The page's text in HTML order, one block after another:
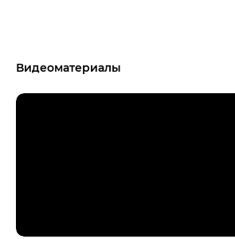
Видеоматериалы